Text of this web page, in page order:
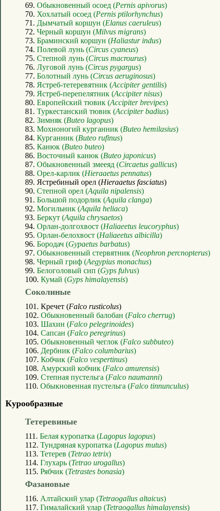
69. Обыкновенный осоед (Pernis apivorus)
70. Хохлатый осоед (Pernis ptilorhynchus)
71. Дымчатый коршун (Elanus caeruleus)
72. Черный коршун (Milvus migrans)
73. Браминский коршун (Haliastur indus)
74. Полевой лунь (Circus cyaneus)
75. Степной лунь (Circus macrourus)
76. Луговой лунь (Circus pygargus)
77. Болотный лунь (Circus aeruginosus)
78. Ястреб-тетеревятник (Accipiter gentilis)
79. Ястреб-перепелятник (Accipiter nisus)
80. Европейский тювик (Accipiter brevipes)
81. Туркестанский тювик (Accipiter badius)
82. Зимняк (Buteo lagopus)
83. Мохноногий курганник (Buteo hemilasius)
84. Курганник (Buteo rufinus)
85. Канюк (Buteo buteo)
86. Восточный канюк (Buteo japonicus)
87. Обыкновенный змееяд (Circaetus gallicus)
88. Орел-карлик (Hieraaetus pennatus)
89. Ястребиный орел (Hieraaetus fasciatus)
90. Степной орел (Aquila nipalensis)
91. Большой подорлик (Aquila clanga)
92. Могильник (Aquila heliaca)
93. Беркут (Aquila chrysaetos)
94. Орлан-долгохвост (Haliaeetus leucoryphus)
95. Орлан-белохвост (Haliaeetus albicilla)
96. Бородач (Gypaetus barbatus)
97. Обыкновенный стервятник (Neophron percnopterus)
98. Черный гриф (Aegypius monachus)
99. Белоголовый сип (Gyps fulvus)
100. Кумай (Gyps himalayensis)
Соколиные
101. Кречет (Falco rusticolus)
102. Обыкновенный балобан (Falco cherrug)
103. Шахин (Falco pelegrinoides)
104. Сапсан (Falco peregrinus)
105. Обыкновенный чеглок (Falco subbuteo)
106. Дербник (Falco columbarius)
107. Кобчик (Falco vespertinus)
108. Амурский кобчик (Falco amurensis)
109. Степная пустельга (Falco naumanni)
110. Обыкновенная пустельга (Falco tinnunculus)
Курообразные
Тетеревиные
111. Белая куропатка (Lagopus lagopus)
112. Тундряная куропатка (Lagopus mutus)
113. Тетерев (Tetrao tetrix)
114. Глухарь (Tetrao urogallus)
115. Рябчик (Tetrastes bonasia)
Фазановые
116. Алтайский улар (Tetraogallus altaicus)
117. Гималайский улар (Tetraogallus himalayensis)